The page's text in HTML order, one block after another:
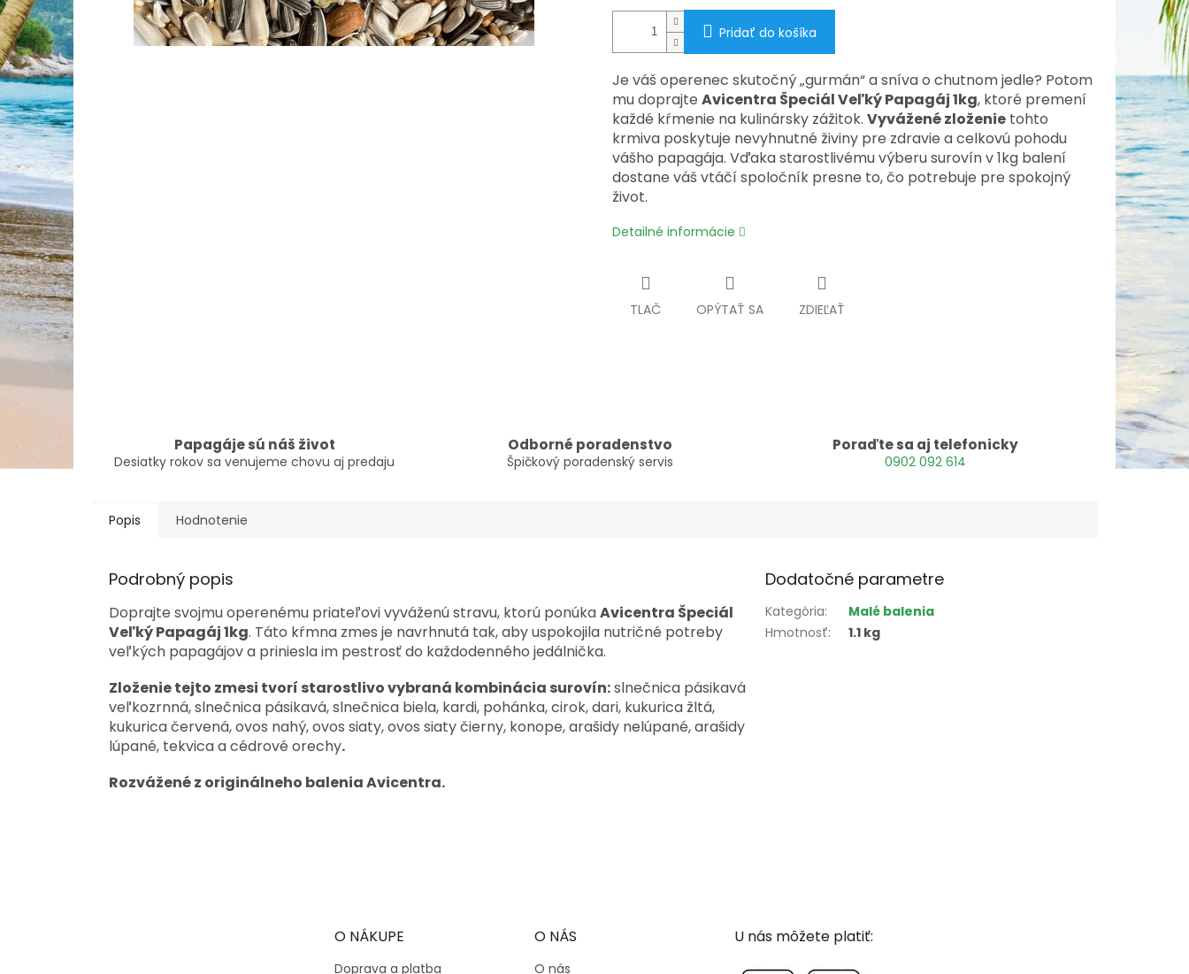
Pridať do košíka
Je váš operenec skutočný „gurmán“ a sníva o chutnom jedle? Potom
mu doprajte Avicentra Špeciál Veľký Papagáj 1kg, ktoré premení
každé kŕmenie na kulinársky zážitok. Vyvážené zloženie tohto
krmiva poskytuje nevyhnutné živiny pre zdravie a celkovú pohodu
vášho papagája. Vďaka starostlivému výberu surovín v 1kg balení
dostane váš vtáčí spoločník presne to, čo potrebuje pre spokojný
život.
Detailné informácie
TLAČ OPÝTAŤ SA ZDIEĽAŤ
Papagáje sú náš život
Desiatky rokov sa venujeme chovu aj predaju
Odborné poradenstvo
Špičkový poradenský servis
Poraďte sa aj telefonicky
0902 092 614
Popis Hodnotenie
Podrobný popis
Doprajte svojmu operenému priateľovi vyváženú stravu, ktorú ponúkaAvicentra Špeciál
Veľký Papagáj 1kg. Táto kŕmna zmes je navrhnutá tak, aby uspokojila nutričné potreby
veľkých papagájov a priniesla im pestrosť do každodenného jedálnička.
Zloženie tejto zmesi tvorí starostlivo vybraná kombinácia surovín:slnečnica pásikavá
veľkozrnná, slnečnica pásikavá, slnečnica biela, kardi, pohánka, cirok, dari, kukurica žltá,
kukurica červená, ovos nahý, ovos siaty, ovos siaty čierny, konope, arašidy nelúpané, arašidy
lúpané, tekvica a cédrové orechy.
Rozvážené z originálneho balenia Avicentra.
Dodatočné parametre
Kategória:
Malé balenia
Hmotnosť: 1.1 kg
O NÁKUPE
Doprava a platba
O NÁS
O nás
U nás môžete platiť: